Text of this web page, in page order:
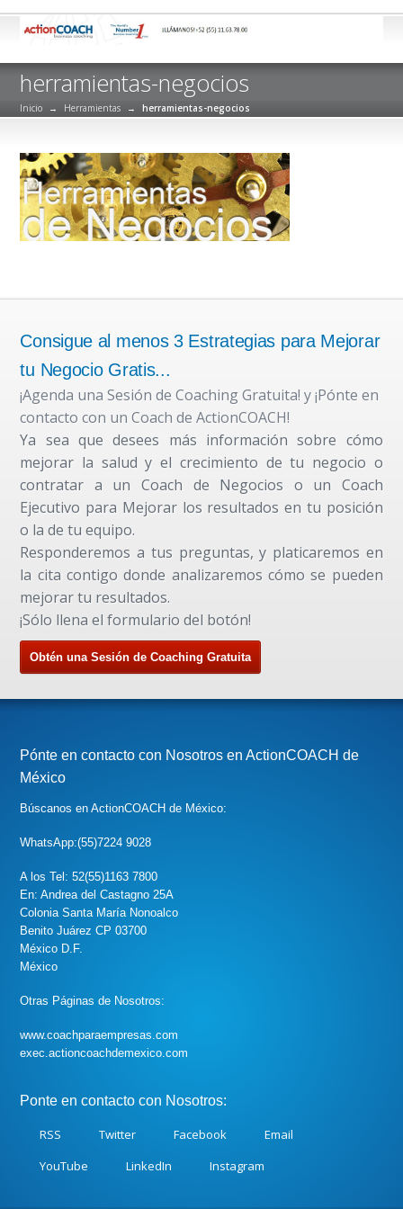
herramientas-negocios
Inicio → Herramientas → herramientas-negocios
Consigue al menos 3 Estrategias para Mejorar
tu Negocio Gratis...
¡Agenda una Sesión de Coaching Gratuita! y ¡Pónte en
contacto con un Coach de ActionCOACH!
Ya sea que desees más información sobre cómo
mejorar la salud y el crecimiento de tu negocio o
contratar a un Coach de Negocios o un Coach
Ejecutivo para Mejorar los resultados en tu posición
o la de tu equipo.
Responderemos a tus preguntas, y platicaremos en
la cita contigo donde analizaremos cómo se pueden
mejorar tu resultados.
¡Sólo llena el formulario del botón!
Obtén una Sesión de Coaching Gratuita
Pónte en contacto con Nosotros en ActionCOACH de
México
Búscanos en ActionCOACH de México:
WhatsApp:(55)7224 9028
A los Tel: 52(55)1163 7800
En: Andrea del Castagno 25A
Colonia Santa María Nonoalco
Benito Juárez CP 03700
México D.F.
México
Otras Páginas de Nosotros:
www.coachparaempresas.com
exec.actioncoachdemexico.com
Ponte en contacto con Nosotros:
RSS Twitter Facebook
Email
YouTube
LinkedIn Instagram